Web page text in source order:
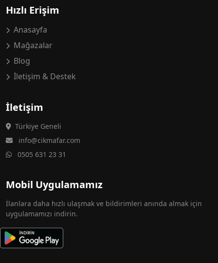
Hızlı Erişim
Anasayfa
Mağazalar
Blog
İletişim & Destek
İletişim
Türkiye Geneli
info@cikmafar.com
0505 631 23 31
Mobil Uygulamamız
İlanlara daha hızlı ulaşmak ve bildirimleri anında almak için
uygulamamızı indirin.